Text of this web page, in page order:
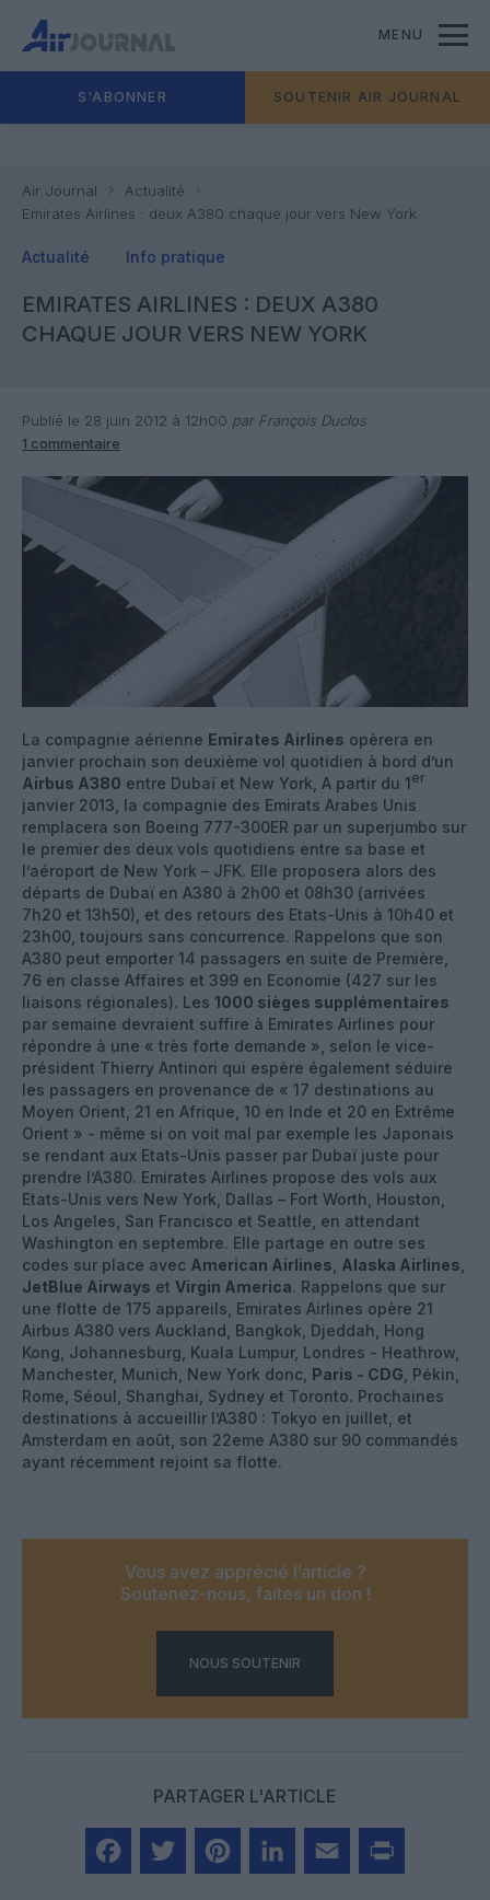
MENU
S'ABONNER SOUTENIR AIR JOURNAL
Air Journal
Actualité
Emirates Airlines : deux A380 chaque jour vers New York
Actualité Info pratique
EMIRATES AIRLINES : DEUX A380
CHAQUE JOUR VERS NEW YORK
Publié le 28 juin 2012 à 12h00 par François Duclos
1 commentaire
La compagnie aérienne Emirates Airlines opèrera en
janvier prochain son deuxième vol quotidien à bord d’un
Airbus A380 entre Dubaï et New York, A partir du 1er
janvier 2013, la compagnie des Emirats Arabes Unis
remplacera son Boeing 777-300ER par un superjumbo sur
le premier des deux vols quotidiens entre sa base et
l’aéroport de New York – JFK. Elle proposera alors des
départs de Dubaï en A380 à 2h00 et 08h30 (arrivées
7h20 et 13h50), et des retours des Etats-Unis à 10h40 et
23h00, toujours sans concurrence. Rappelons que son
A380 peut emporter 14 passagers en suite de Première,
76 en classe Affaires et 399 en Economie (427 sur les
liaisons régionales). Les 1000 sièges supplémentaires
par semaine devraient suffire à Emirates Airlines pour
répondre à une « très forte demande », selon le vice-
président Thierry Antinori qui espère également séduire
les passagers en provenance de « 17 destinations au
Moyen Orient, 21 en Afrique, 10 en Inde et 20 en Extrême
Orient » - même si on voit mal par exemple les Japonais
se rendant aux Etats-Unis passer par Dubaï juste pour
prendre l’A380. Emirates Airlines propose des vols aux
Etats-Unis vers New York, Dallas – Fort Worth, Houston,
Los Angeles, San Francisco et Seattle, en attendant
Washington en septembre. Elle partage en outre ses
codes sur place avec American Airlines Alaska Airlines
JetBlue Airways et Virgin America. Rappelons que sur
une flotte de 175 appareils, Emirates Airlines opère 21
Airbus A380 vers Auckland, Bangkok, Djeddah, Hong
Kong, Johannesburg, Kuala Lumpur, Londres - Heathrow,
Manchester, Munich, New York donc, Paris - CDG , Pékin,
Rome, Séoul, Shanghai, Sydney et Toronto. Prochaines
destinations à accueillir l’A380 : Tokyo en juillet, et
Amsterdam en août, son 22eme A380 sur 90 commandés
ayant récemment rejoint sa flotte.
Vous avez apprécié l’article ?
Soutenez-nous, faites un don !
NOUS SOUTENIR
PARTAGER L'ARTICLE